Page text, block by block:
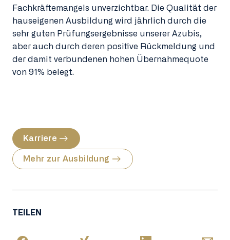
Fachkräftemangels unverzichtbar. Die Qualität der
hauseigenen Ausbildung wird jährlich durch die
sehr guten Prüfungsergebnisse unserer Azubis,
aber auch durch deren positive Rückmeldung und
der damit verbundenen hohen Übernahmequote
von 91% belegt.
Karriere
Mehr zur Ausbildung
TEILEN